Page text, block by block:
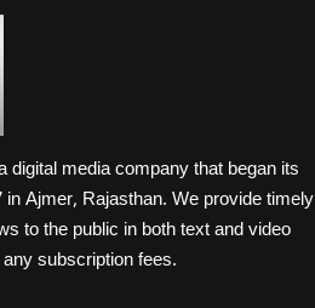
digital media company that began its
in Ajmer, Rajasthan. We provide timely
to the public in both text and video
subscription fees.